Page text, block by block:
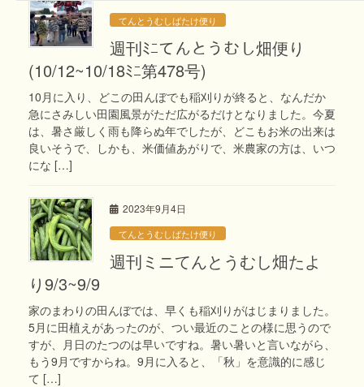
てんとうむしばたけ便り
週刊ﾐﾆてんとうむし畑便り
(10/12~10/18ﾐﾆ第478号)
10月に入り、どこの田んぼでも稲刈りが終ると、なんだか
急にさみしい田園風景がただ広がるだけとなりました。今夏
は、暑さ厳しく雨も降らぬ年でしたが、どこもお米の出来は
良いそうで、しかも、米価値あがりで、米農家の方は、いつ
にな […]
2023年9月4日
てんとうむしばたけ便り
週刊ミニてんとうむし畑たよ
り9/3~9/9
家のまわりの田んぼでは、早くも稲刈りがはじまりました。
5月に田植えがあったのが、つい最近のことの様に思うので
すが、月日のたつのは早いですね。暑い暑いと言いながら、
もう9月ですからね。9月に入ると、「秋」を意識的に感じ
て […]